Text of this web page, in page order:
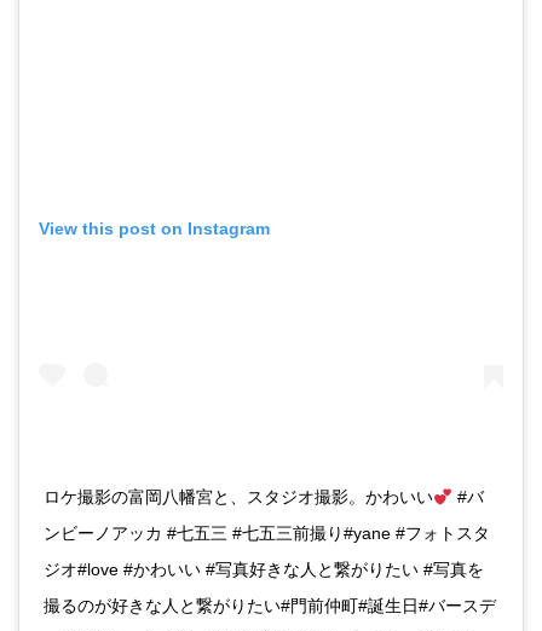
View this post on Instagram
ロケ撮影の富岡八幡宮と、スタジオ撮影。かわいい
#バ
ンビーノアッカ #七五三 #七五三前撮り#yane #フォトスタ
ジオ#love #かわいい #写真好きな人と繋がりたい #写真を
撮るのが好きな人と繋がりたい#門前仲町#誕生日#バースデ